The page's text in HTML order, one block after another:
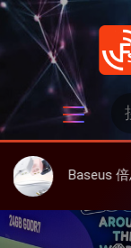
跳
发
：
Baseus 倍思灵动充伸缩线充电器 67W